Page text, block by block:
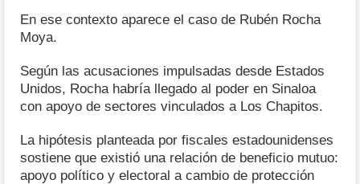
En ese contexto aparece el caso de Rubén Rocha
Moya.
Según las acusaciones impulsadas desde Estados
Unidos, Rocha habría llegado al poder en Sinaloa
con apoyo de sectores vinculados a Los Chapitos.
La hipótesis planteada por fiscales estadounidenses
sostiene que existió una relación de beneficio mutuo:
apoyo político y electoral a cambio de protección